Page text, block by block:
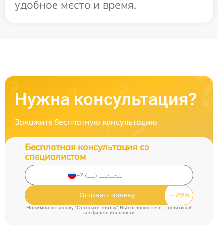
удобное место и время.
Нужна консультация?
Закажите бесплатную консультацию
Бесплатная консультация со
специалистом
Оставить заявку
Нажимая на кнопку "Оставить заявку" Вы соглашаетесь cполитикой
конфиденциальности